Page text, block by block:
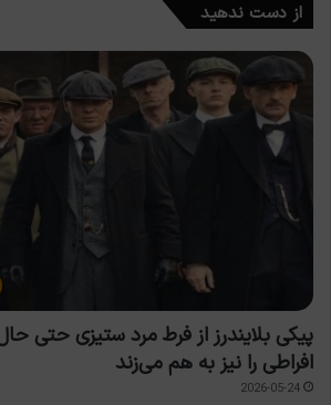
از دست ندهید
پیکی بلایندرز از فرط مرد ستیزی حتی
افراطی را نیز به هم می‌زند
2026-05-24